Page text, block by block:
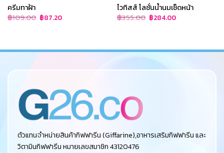
ครีมทาฝ้า
฿109.00 Original
price
฿87.20Current
price
ไวทิสส์ โลชั่นน้ำนมเช็ดหน้า
฿355.00 Original
price
฿284.00Current
price
ตัวแทนจำหน่ายสินค้ากิฟฟารีน (Giffarine),อาหารเสริมกิฟฟารีน และ
วิตามินกิฟฟารีน หมายเลขสมาชิก 43120476